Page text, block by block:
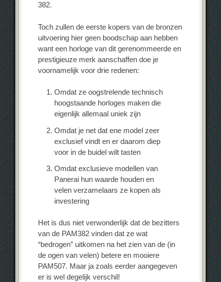
382.
Toch zullen de eerste kopers van de bronzen
uitvoering hier geen boodschap aan hebben
want een horloge van dit gerenommeerde en
prestigieuze merk aanschaffen doe je
voornamelijk voor drie redenen:
Omdat ze oogstrelende technisch
hoogstaande horloges maken die
eigenlijk allemaal uniek zijn
Omdat je net dat ene model zeer
exclusief vindt en er daarom diep
voor in de buidel wilt tasten
Omdat exclusieve modellen van
Panerai hun waarde houden en
velen verzamelaars ze kopen als
investering
Het is dus niet verwonderlijk dat de bezitters
van de PAM382 vinden dat ze wat
“bedrogen” uitkomen na het zien van de (in
de ogen van velen) betere en mooiere
PAM507. Maar ja zoals eerder aangegeven
er is wel degelijk verschil!